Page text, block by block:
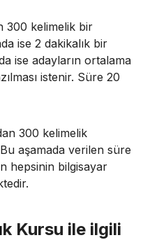
300 kelimelik bir
ise 2 dakikalık bir
ise adayların ortalama
istenir. Süre 20
300 kelimelik
aşamada verilen süre
hepsinin bilgisayar
Kursu ile ilgili